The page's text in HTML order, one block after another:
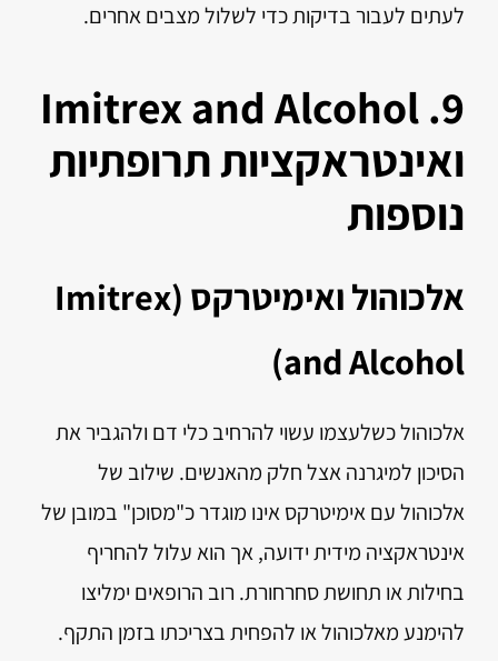
לעתים לעבור בדיקות כדי לשלול מצבים אחרים.
9. Imitrex and Alcohol
ואינטראקציות תרופתיות
נוספות
אלכוהול ואימיטרקס (Imitrex
and Alcohol)
אלכוהול כשלעצמו עשוי להרחיב כלי דם ולהגביר את
הסיכון למיגרנה אצל חלק מהאנשים. שילוב של
אלכוהול עם אימיטרקס אינו מוגדר כ"מסוכן" במובן של
אינטראקציה מידית ידועה, אך הוא עלול להחריף
בחילות או תחושת סחרחורת. רוב הרופאים ימליצו
להימנע מאלכוהול או להפחית בצריכתו בזמן התקף.